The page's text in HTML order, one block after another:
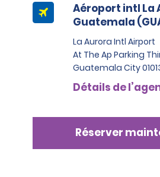
Aéroport intl La
Guatemala
La Aurora Intl Airport
At The Ap Parking
Guatemala City
Détails de
Réserver